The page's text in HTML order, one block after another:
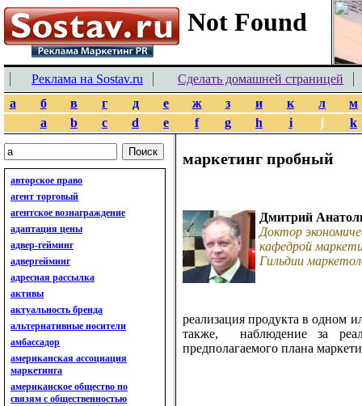
Реклама на Sostav.ru
Сделать домашней страницей
а
б в г д е ж з и к л
м
a
b c d e f g h i j k
авторское право
агент торговый
агентское вознаграждение
адаптация цены
адвер-гейминг
адвергейминг
адресная рассылка
активы
актуальность бренда
альтернативные носители
амбассадор
американская ассоциация
маркетинга
американское общество по
связям с общественностью
маркетинг пробный
Дмитрий
Доктор
кафедрой
Гильдии
реализация продукта в одном
также, наблюдение за
предполагаемого плана